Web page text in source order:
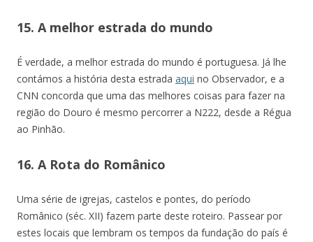
15. A melhor estrada do mundo
É verdade, a melhor estrada do mundo é portuguesa. Já lhe
contámos a história desta estrada aqui no Observador, e a
CNN concorda que uma das melhores coisas para fazer na
região do Douro é mesmo percorrer a N222, desde a Régua
ao Pinhão.
16. A Rota do Românico
Uma série de igrejas, castelos e pontes, do período
Românico (séc. XII) fazem parte deste roteiro. Passear por
estes locais que lembram os tempos da fundação do país é